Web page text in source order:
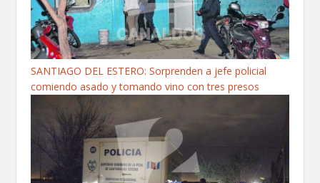
SANTIAGO DEL ESTERO: Sorprenden a jefe policial
comiendo asado y tomando vino con tres presos